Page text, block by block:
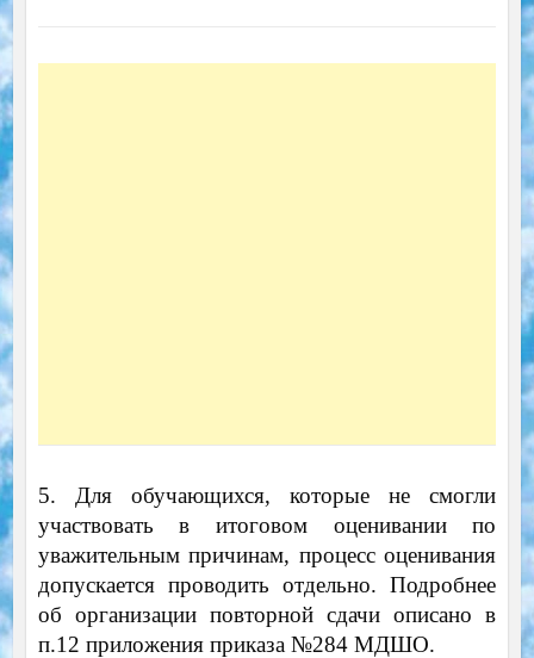
5. Для обучающихся, которые не смогли
участвовать в итоговом оценивании по
уважительным причинам, процесс оценивания
допускается проводить отдельно. Подробнее
об организации повторной сдачи описано в
п.12 приложения приказа №284 МДШО.